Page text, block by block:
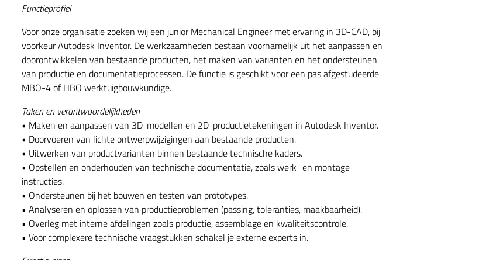
Functieprofiel
Voor onze organisatie zoeken wij een junior Mechanical Engineer met ervaring in 3D-CAD, bij
voorkeur Autodesk Inventor. De werkzaamheden bestaan voornamelijk uit het aanpassen en
doorontwikkelen van bestaande producten, het maken van varianten en het ondersteunen
van productie en documentatieprocessen. De functie is geschikt voor een pas afgestudeerde
MBO-4 of HBO werktuigbouwkundige.
Taken en verantwoordelijkheden
• Maken en aanpassen van 3D-modellen en 2D-productietekeningen in Autodesk Inventor.
• Doorvoeren van lichte ontwerpwijzigingen aan bestaande producten.
• Uitwerken van productvarianten binnen bestaande technische kaders.
• Opstellen en onderhouden van technische documentatie, zoals werk- en montage-
instructies.
• Ondersteunen bij het bouwen en testen van prototypes.
• Analyseren en oplossen van productieproblemen (passing, toleranties, maakbaarheid).
• Overleg met interne afdelingen zoals productie, assemblage en kwaliteitscontrole.
• Voor complexere technische vraagstukken schakel je externe experts in.